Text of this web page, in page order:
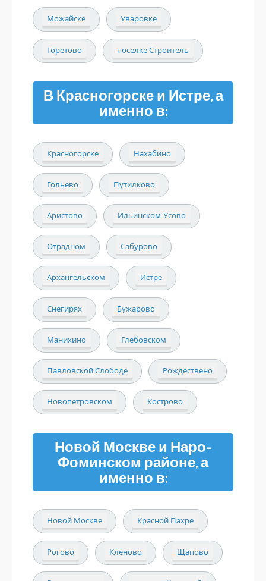
Можайске Уваровке
Горетово поселке Строитель
В Красногорске и Истре, а
именно в:
Красногорске Нахабино
Гольево Путилково
Аристово Ильинском-Усово
Отрадном Сабурово
Архангельском Истре
Снегирях Бужарово
Манихино Глебовском
Павловской Слободе Рождествено
Новопетровском Кострово
Новой Москве и Наро-
Фоминском районе, а
именно в:
Новой Москве Красной Пахре
Рогово Кленово Щапово